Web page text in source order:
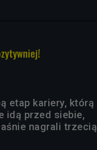
etap kariery, którą
idą przed siebie,
nagrali trzecią